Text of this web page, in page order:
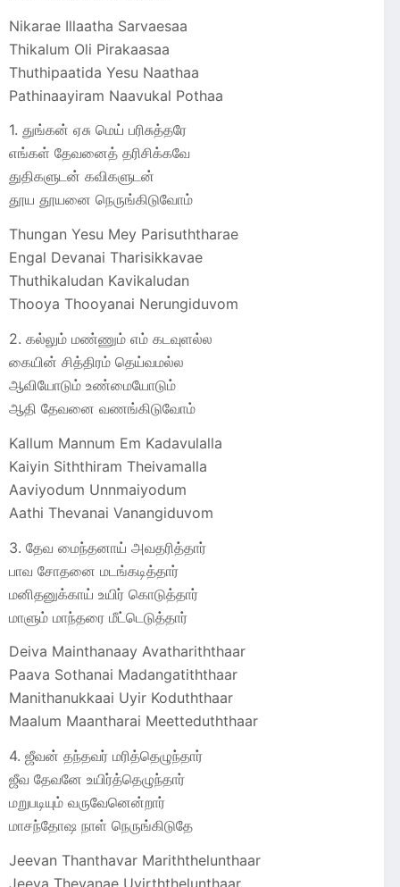
Nikarae Illaatha Sarvaesaa
Thikalum Oli Pirakaasaa
Thuthipaatida Yesu Naathaa
Pathinaayiram Naavukal Pothaa
1. துங்கன் ஏசு மெய் பரிசுத்தரே
எங்கள் தேவனைத் தரிசிக்கவே
துதிகளுடன் கவிகளுடன்
தூய தூயனை நெருங்கிடுவோம்
Thungan Yesu Mey Parisuththarae
Engal Devanai Tharisikkavae
Thuthikaludan Kavikaludan
Thooya Thooyanai Nerungiduvom
2. கல்லும் மண்ணும் எம் கடவுளல்ல
கையின் சித்திரம் தெய்வமல்ல
ஆவியோடும் உண்மையோடும்
ஆதி தேவனை வணங்கிடுவோம்
Kallum Mannum Em Kadavulalla
Kaiyin Siththiram Theivamalla
Aaviyodum Unnmaiyodum
Aathi Thevanai Vanangiduvom
3. தேவ மைந்தனாய் அவதரித்தார்
பாவ சோதனை மடங்கடித்தார்
மனிதனுக்காய் உயிர் கொடுத்தார்
மாளும் மாந்தரை மீட்டெடுத்தார்
Deiva Mainthanaay Avathariththaar
Paava Sothanai Madangatiththaar
Manithanukkaai Uyir Koduththaar
Maalum Maantharai Meetteduththaar
4. ஜீவன் தந்தவர் மரித்தெழுந்தார்
ஜீவ தேவனே உயிர்த்தெழுந்தார்
மறுபடியும் வருவேனென்றார்
மாசந்தோஷ நாள் நெருங்கிடுதே
Jeevan Thanthavar Mariththelunthaar
Jeeva Thevanae Uyirththelunthaar